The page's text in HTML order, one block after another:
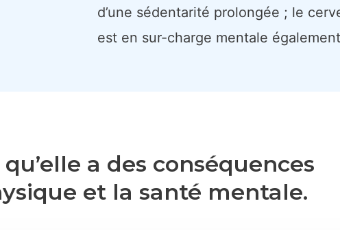
d’une sédentarité prolongée ; le
est en sur-charge mentale
a des conséquences
et la santé mentale.